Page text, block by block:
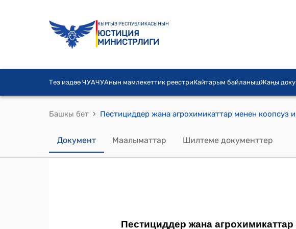
КЫРГЫЗ РЕСПУБЛИКАСЫНЫН
ЮСТИЦИЯ
МИНИСТРЛИГИ
Тез издөө ЧУАЧУАнын мамлекеттик реестриКайтарым байланышЖаңы
Башкы бет ›
Документ Маалыматтар Шилтеме документтер